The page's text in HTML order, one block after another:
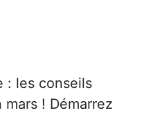
: les conseils
! Démarrez